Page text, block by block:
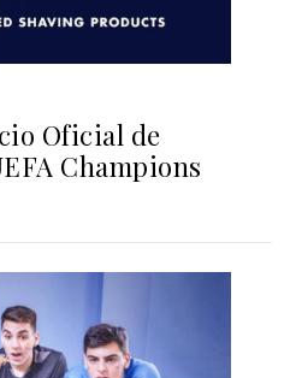
Oficial de
Champions